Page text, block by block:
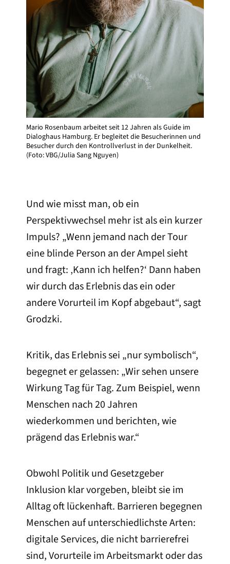
Mario Rosenbaum arbeitet seit 12 Jahren als Guide im
Dialoghaus Hamburg. Er begleitet die Besucherinnen und
Besucher durch den Kontrollverlust in der Dunkelheit.
(Foto: VBG/Julia Sang Nguyen)
Und wie misst man, ob ein
Perspektivwechsel mehr ist als ein kurzer
Impuls? „Wenn jemand nach der Tour
eine blinde Person an der Ampel sieht
und fragt: ‚Kann ich helfen?‘ Dann haben
wir durch das Erlebnis das ein oder
andere Vorurteil im Kopf abgebaut“, sagt
Grodzki.
Kritik, das Erlebnis sei „nur symbolisch“,
begegnet er gelassen: „Wir sehen unsere
Wirkung Tag für Tag. Zum Beispiel, wenn
Menschen nach 20 Jahren
wiederkommen und berichten, wie
prägend das Erlebnis war.“
Obwohl Politik und Gesetzgeber
Inklusion klar vorgeben, bleibt sie im
Alltag oft lückenhaft. Barrieren begegnen
Menschen auf unterschiedlichste Arten:
digitale Services, die nicht barrierefrei
sind, Vorurteile im Arbeitsmarkt oder das